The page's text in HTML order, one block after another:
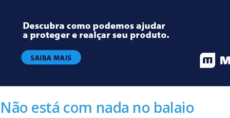
Não está com nada no balaio